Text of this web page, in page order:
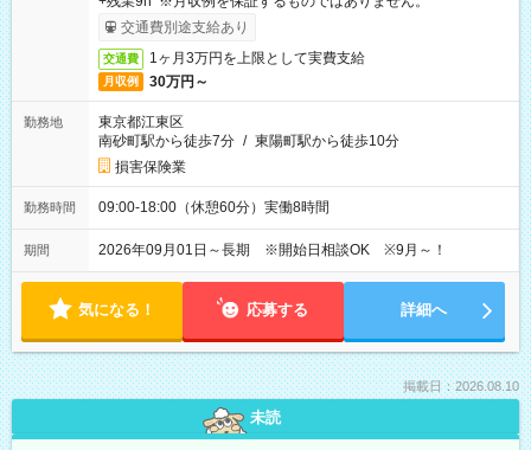
交通費別途支給あり
交通費 1ヶ月3万円を上限として実費支給
月収例 30万円～
勤務地
東京都江東区
南砂町駅から徒歩7分 / 東陽町駅から徒歩10分
損害保険業
勤務時間 09:00-18:00（休憩60分）実働8時間
期間 2026年09月01日～長期 ※開始日相談OK ※9月～！
気になる！ 応募する 詳細へ
掲載日：2026.08.10
未読